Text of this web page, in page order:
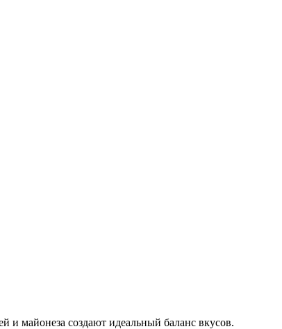
и майонеза создают идеальный баланс вкусов.